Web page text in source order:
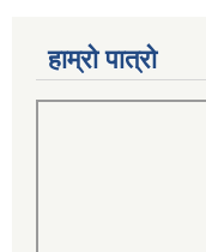
हाम्रो पात्रो